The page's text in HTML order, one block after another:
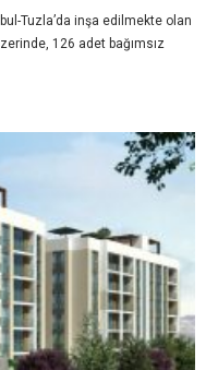
Tuzla’da inşa edilmekte olan
126 adet bağımsız